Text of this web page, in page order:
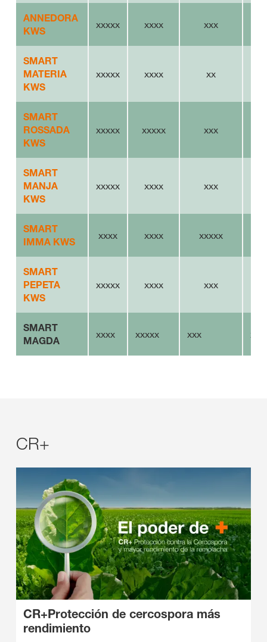
ANNEDORA
KWS
xxxxx xxxx xxx
SMART
MATERIA
KWS
xxxxx xxxx xx
SMART
ROSSADA
KWS
xxxxx xxxxx xxx
SMART
MANJA
KWS
xxxxx xxxx xxx
SMART
IMMA KWS
xxxx xxxx xxxxx
SMART
PEPETA
KWS
xxxxx xxxx xxx
SMART
MAGDA
xxxx xxxxx xxx xxx
CR+
CR+Protección de cercospora más
rendimiento